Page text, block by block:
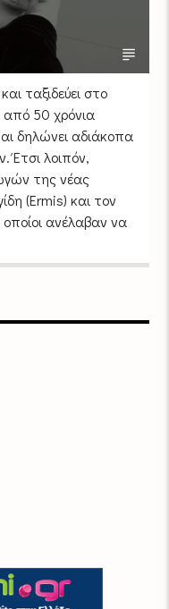
ταξιδεύει στο
από 50 χρόνια
δηλώνει αδιάκοπα
Έτσι λοιπόν,
της νέας
(Ermis) και τον
ανέλαβαν να